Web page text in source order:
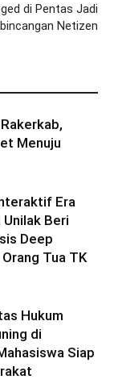
di Pentas Jadi
Netizen
Menuju
Era
Unilak Beri
Deep
Tua TK
Hukum
di
Siap